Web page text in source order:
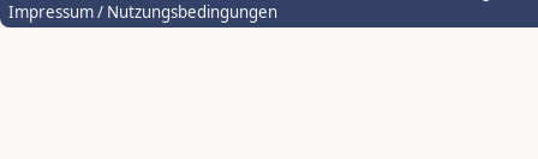
Impressum / Nutzungsbedingungen